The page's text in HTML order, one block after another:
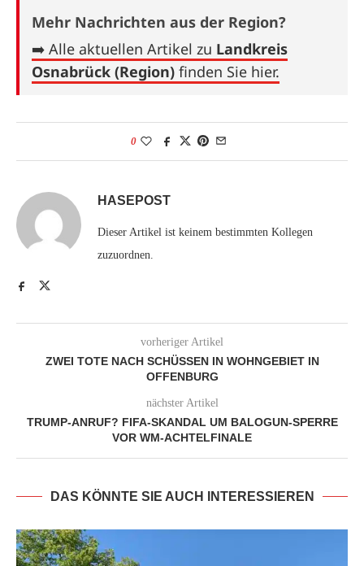
Mehr Nachrichten aus der Region?
➡️ Alle aktuellen Artikel zu Landkreis
Osnabrück (Region) finden Sie hier.
0
HASEPOST
Dieser Artikel ist keinem bestimmten Kollegen
zuzuordnen.
vorheriger Artikel
ZWEI TOTE NACH SCHÜSSEN IN WOHNGEBIET IN
OFFENBURG
nächster Artikel
TRUMP-ANRUF? FIFA-SKANDAL UM BALOGUN-SPERRE
VOR WM-ACHTELFINALE
DAS KÖNNTE SIE AUCH INTERESSIEREN